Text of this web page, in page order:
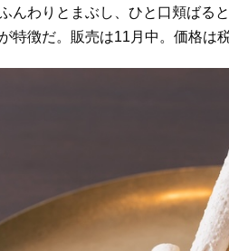
んわりとまぶし、ひと口頬ばる
特徴だ。販売は11月中。価格は